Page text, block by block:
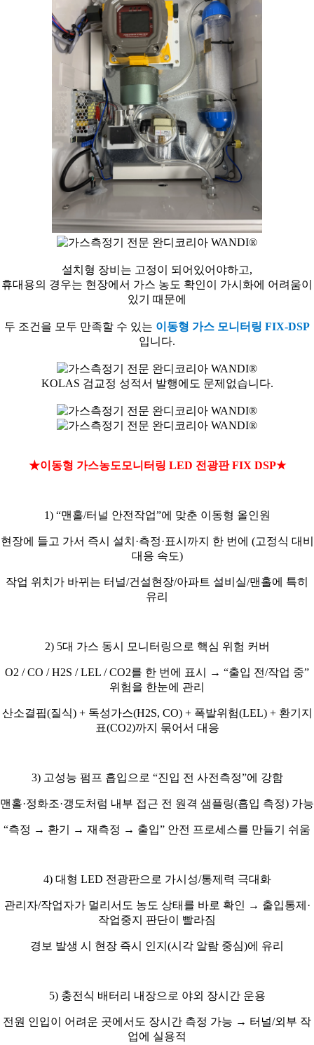
설치형 장비는 고정이 되어있어야하고,
휴대용의 경우는 현장에서 가스 농도 확인이 가시화에 어려움이
있기 때문에
두 조건을 모두 만족할 수 있는 이동형 가스 모니터링 FIX-DSP
입니다.
KOLAS 검교정 성적서 발행에도 문제없습니다.
★이동형 가스농도모니터링 LED 전광판FIX DSP★
1) “맨홀/터널 안전작업”에 맞춘 이동형 올인원
현장에 들고 가서 즉시 설치 ·측정·표시까지 한 번에 (고정식 대비
대응 속도)
작업 위치가 바뀌는 터널/건설현장/아파트 설비실/맨홀에 특히
유리
2) 5대 가스 동시 모니터링으로 핵심 위험 커버
O2 / CO / H2S / LEL / CO2를 한 번에 표시 → “출입 전/작업 중”
위험을 한눈에 관리
산소결핍(질식) + 독성가스(H2S, CO) + 폭발위험(LEL) + 환기지
표(CO2)까지 묶어서 대응
3) 고성능 펌프 흡입으로 “진입 전 사전측정”에 강함
맨홀·정화조·갱도처럼 내부 접근 전 원격 샘플링(흡입 측정) 가능
“측정 → 환기 → 재측정 → 출입” 안전 프로세스를 만들기 쉬움
4) 대형 LED 전광판으로 가시성/통제력 극대화
관리자/작업자가 멀리서도 농도 상태를 바로 확인 → 출입통제 ·
작업중지 판단이 빨라짐
경보 발생 시 현장 즉시 인지 (시각 알람 중심)에 유리
5) 충전식 배터리 내장으로 야외 장시간 운용
전원 인입이 어려운 곳에서도 장시간 측정 가능 → 터널/외부 작
업에 실용적